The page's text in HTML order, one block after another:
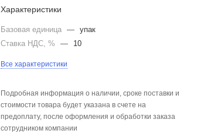
Характеристики
Базовая единица — упак
Ставка НДС, %
— 10
Все характеристики
Подробная информация о наличии, сроке поставки и
стоимости товара будет указана в счете на
предоплату, после оформления и обработки заказа
сотрудником компании